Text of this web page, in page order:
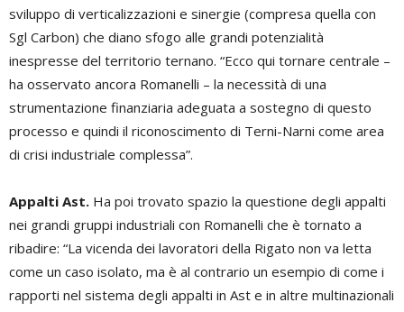
sviluppo di verticalizzazioni e sinergie (compresa quella con
Sgl Carbon) che diano sfogo alle grandi potenzialità
inespresse del territorio ternano. “Ecco qui tornare centrale –
ha osservato ancora Romanelli – la necessità di una
strumentazione finanziaria adeguata a sostegno di questo
processo e quindi il riconoscimento di Terni-Narni come area
di crisi industriale complessa”.
Appalti Ast. Ha poi trovato spazio la questione degli appalti
nei grandi gruppi industriali con Romanelli che è tornato a
ribadire: “La vicenda dei lavoratori della Rigato non va letta
come un caso isolato, ma è al contrario un esempio di come i
rapporti nel sistema degli appalti in Ast e in altre multinazionali